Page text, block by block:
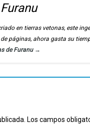
en tierras vetonas, este
páginas, ahora gasta su
de Furanu →
Los campos